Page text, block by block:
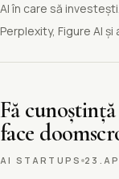
AI în care să
Perplexity, Figure AI
Fă
face
AI STARTUPS